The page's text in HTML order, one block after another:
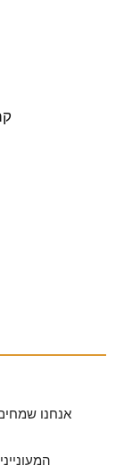
אנחנו